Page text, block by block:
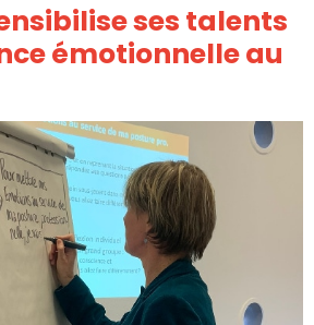
ses talents
émotionnelle au